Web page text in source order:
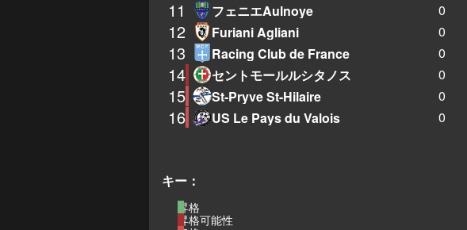
キー：
昇格
昇格可能性
11 フェニエAulnoye 0
12 Furiani Agliani 0
13 Racing Club de France 0
14 セントモールルシタノス 0
15 St-Pryve St-Hilaire 0
16 US Le Pays du Valois 0